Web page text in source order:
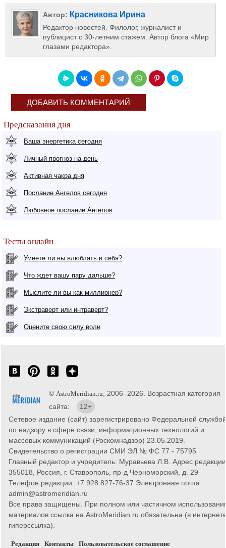
Автор: Красникова Ирина
Редактор новостей. Филолог, журналист и
публицист с 30-летним стажем. Автор блога «Мир
глазами редактора».
ДОБАВИТЬ КОММЕНТАРИЙ
Предсказания дня
Ваша энергетика сегодня
Личный прогноз на день
Активная чакра дня
Послание Ангелов сегодня
Любовное послание Ангелов
Тесты онлайн
Умеете ли вы влюблять в себя?
Что ждет вашу пару дальше?
Мыслите ли вы как миллионер?
Экстраверт или интраверт?
Оцените свою силу воли
© AstroMeridian.ru , 2006–2026. Возрастная категория
сайта:
12+
Сетевое издание (сайт) зарегистрировано Федеральной службой
по надзору в сфере связи, информационных технологий и
массовых коммуникаций (Роскомнадзор) 23.05.2019.
Свидетельство о регистрации СМИ ЭЛ № ФС 77 - 75795
Главный редактор и учредитель: Муравьева Л.В. Адрес
355018, Россия, г. Ставрополь, пр-д Черноморский, д. 29
Телефон редакции: +7 928 827-76-37 Электронная почта:
admin@astromeridian.ru
Все права защищены. При полном или частичном
материалов ссылка на AstroMeridian.ru обязательна (в
гиперссылка).
Редакция Контакты Пользовательское соглашение